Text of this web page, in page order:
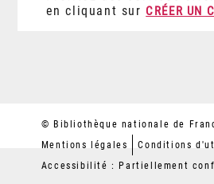
en cliquant sur CRÉER UN
© Bibliothèque nationale de
Mentions légales
Conditions
Accessibilité : Partiellement